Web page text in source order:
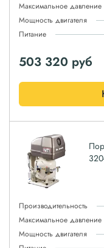
Максимальное давление
Мощность двигателя
Питание
503 320 руб
Производительность
Максимальное давление
Мощность двигателя